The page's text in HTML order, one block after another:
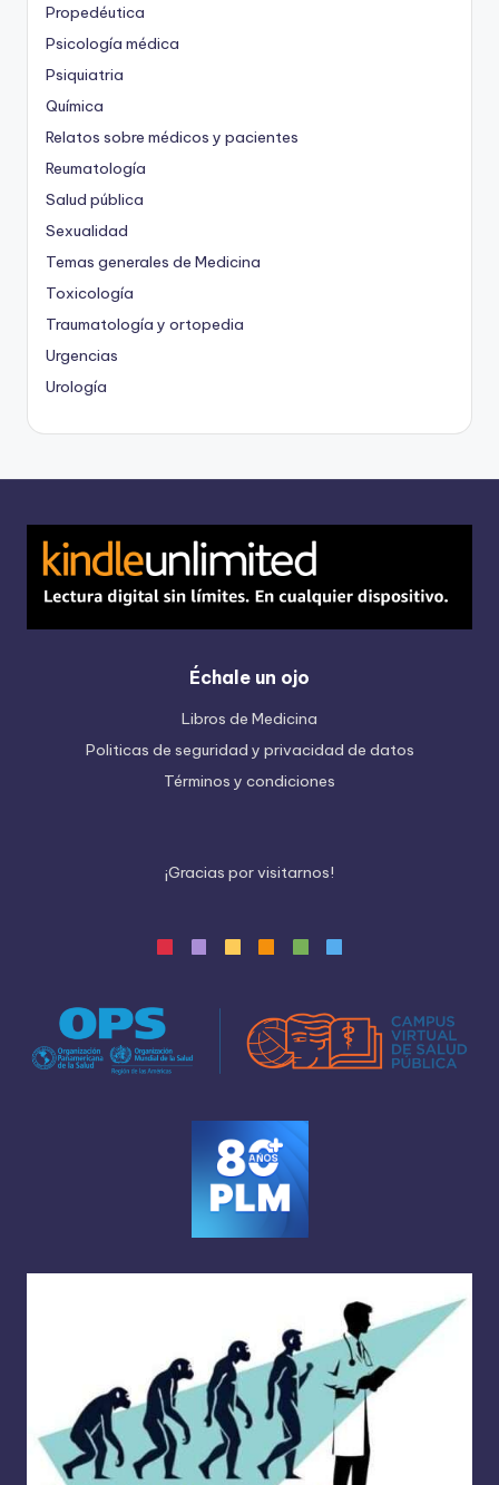
Propedéutica
Psicología médica
Psiquiatria
Química
Relatos sobre médicos y pacientes
Reumatología
Salud pública
Sexualidad
Temas generales de Medicina
Toxicología
Traumatología y ortopedia
Urgencias
Urología
Échale un ojo
Libros de Medicina
Politicas de seguridad y privacidad de datos
Términos y condiciones
¡Gracias porvisitarnos!